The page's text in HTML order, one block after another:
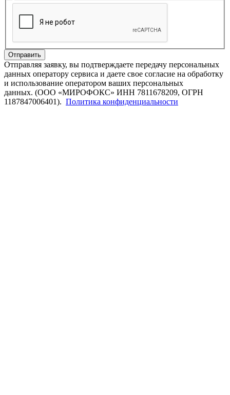
Отправить
Отправляя заявку, вы подтверждаете передачу персональных
данных оператору сервиса и даете свое согласие на обработку
и использование оператором ваших персональных
данных. (ООО «МИРОФОКС» ИНН 7811678209, ОГРН
1187847006401). Политика конфиденциальности